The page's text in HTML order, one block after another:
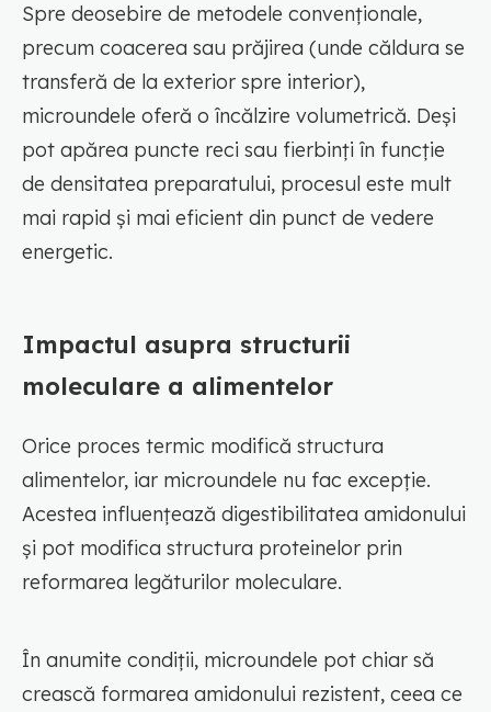
Spre deosebire de metodele convenționale,
precum coacerea sau prăjirea (unde căldura se
transferă de la exterior spre interior),
microundele oferă o încălzire volumetrică. Deși
pot apărea puncte reci sau fierbinți în funcție
de densitatea preparatului, procesul este mult
mai rapid și mai eficient din punct de vedere
energetic.
Impactul asupra structurii
moleculare a alimentelor
Orice proces termic modifică structura
alimentelor, iar microundele nu fac excepție.
Acestea influențează digestibilitatea amidonului
și pot modifica structura proteinelor prin
reformarea legăturilor moleculare.
În anumite condiții, microundele pot chiar să
crească formarea amidonului rezistent, ceea ce